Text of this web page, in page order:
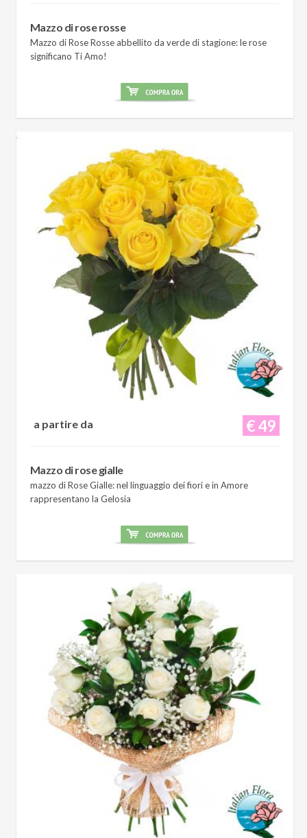
Mazzo di rose rosse
Mazzo di Rose Rosse abbellito da verde di stagione: le rose
significano Ti Amo!
€ 49
a partire da
Mazzo di rose gialle
mazzo di Rose Gialle: nel linguaggio dei fiori e in Amore
rappresentano la Gelosia